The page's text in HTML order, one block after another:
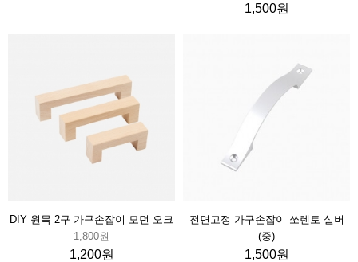
1,500원
DIY 원목 2구 가구손잡이 모던 오크
1,800원
1,200원
전면고정 가구손잡이 쏘렌토 실버
(중)
1,500원